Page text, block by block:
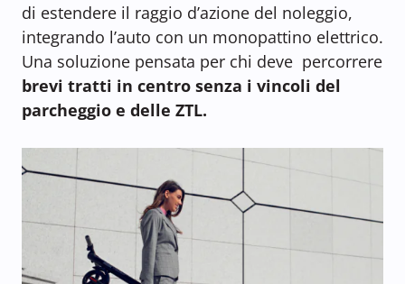
di estendere il raggio d’azione del noleggio,
integrando l’auto con un monopattino elettrico.
Una soluzione pensata per chi deve percorrere
brevi tratti in centro senza i vincoli del
parcheggio e delle ZTL.